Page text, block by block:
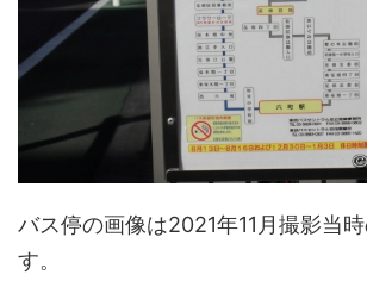
バス停の画像は2021年11月撮影当
す。